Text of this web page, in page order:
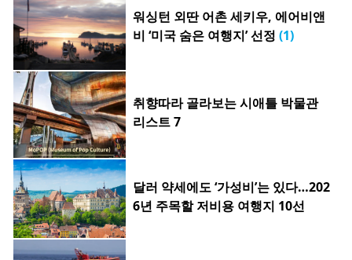
워싱턴 외딴 어촌 세키우, 에어비앤
비 ‘미국 숨은 여행지’ 선정 (1)
취향따라 골라보는 시애틀 박물관
리스트 7
달러 약세에도 ‘가성비’는 있다…202
6년 주목할 저비용 여행지 10선